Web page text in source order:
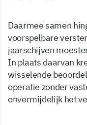
Daarmee samen
voorspelbare
jaarschijven
In plaats daarvan
wisselende
operatie zonder
onvermijdelijk het